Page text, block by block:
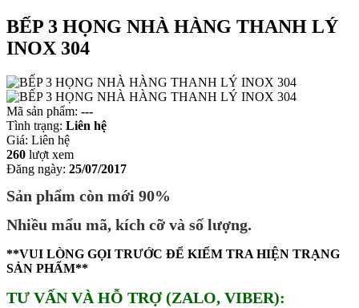
BẾP 3 HỌNG NHÀ HÀNG THANH LÝ
INOX 304
Mã sản phẩm: ---
Tình trạng: Liên hệ
Giá: Liên hệ
260 lượt xem
Đăng ngày: 25/07/2017
Sản phẩm còn mới 90%
Nhiều mẩu mã, kích cỡ và số lượng.
**VUI LÒNG GỌI TRƯỚC ĐỂ KIỂM TRA HIỆN TRẠNG
SẢN PHẨM**
TƯ VẤN VÀ HỖ TRỢ (ZALO, VIBER):